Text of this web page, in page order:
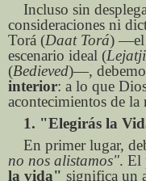
Incluso sin
consideraciones ni
Torá (Daat Torá) —el
escenario ideal (
(Bedieved)—,
interior: a lo que
acontecimientos de la
1. "Elegirás la
En primer lugar,
no nos alistamos". El
la vida" significa un